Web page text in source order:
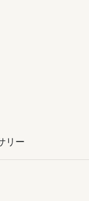
リー